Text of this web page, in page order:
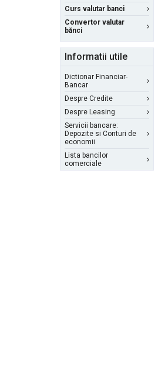
Curs valutar banci
Convertor valutar
bănci
Informatii utile
Dictionar Financiar-
Bancar
Despre Credite
Despre Leasing
Servicii bancare:
Depozite si Conturi de
economii
Lista bancilor
comerciale